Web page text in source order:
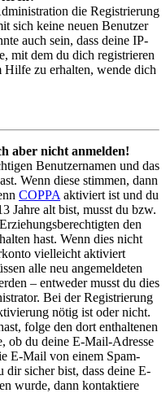
die Registrierung
sich keine neuen Benutzer
auch sein, dass deine IP-
mit dem du dich registrieren
Hilfe zu erhalten, wende dich
aber nicht anmelden!
Benutzernamen und das
Wenn diese stimmen, dann
COPPA aktiviert ist und du
Jahre alt bist, musst du bzw.
den
hast. Wenn dies nicht
vielleicht aktiviert
alle neu angemeldeten
– entweder musst du dies
Bei der Registrierung
nötig ist oder nicht.
folge den dort enthaltenen
ob du deine E-Mail-Adresse
E-Mail von einem Spam-
sicher bist, dass deine E-
wurde, dann kontaktiere